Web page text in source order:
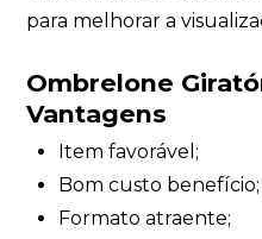
para melhorar a
Ombrelone
Vantagens
Item favorável;
Bom custo benefício;
Formato atraente;